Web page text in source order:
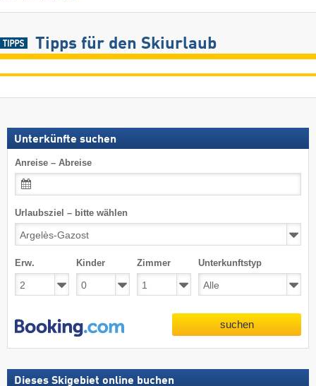
Tipps für den Skiurlaub
Unterkünfte suchen
Anreise – Abreise
Urlaubsziel – bitte wählen
Erw. Kinder Zimmer Unterkunftstyp
suchen
Dieses Skigebiet online buchen